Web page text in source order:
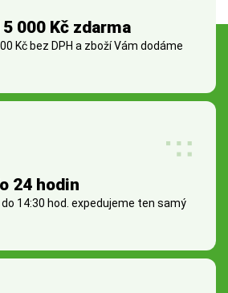
000 Kč zdarma
Kč bez DPH a zboží Vám dodáme
24 hodin
14:30 hod. expedujeme ten samý